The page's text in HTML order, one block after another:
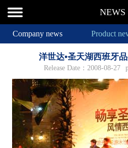
NEWS
Company news Product
洋世达•圣天湖西班牙
Release Date：2008-08-27